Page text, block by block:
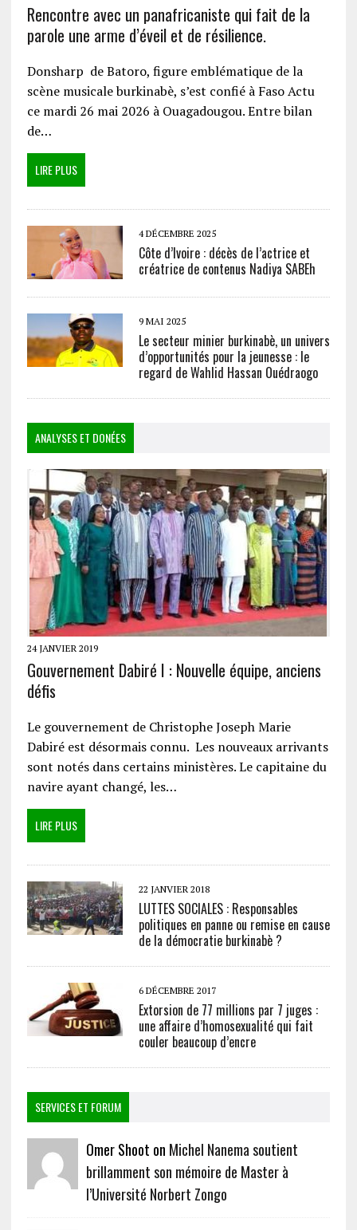
Rencontre avec un panafricaniste qui fait de la
parole une arme d’éveil et de résilience.
Donsharp de Batoro, figure emblématique de la
scène musicale burkinabè, s’est confié à Faso Actu
ce mardi 26 mai 2026 à Ouagadougou. Entre bilan
de…
LIRE PLUS
4 DÉCEMBRE 2025
Côte d’Ivoire : décès de l’actrice et
créatrice de contenus Nadiya SABEh
9 MAI 2025
Le secteur minier burkinabè, un univers
d’opportunités pour la jeunesse : le
regard de Wahlid Hassan Ouédraogo
ANALYSES ET DONÉES
24 JANVIER 2019
Gouvernement Dabiré I : Nouvelle équipe, anciens
défis
Le gouvernement de Christophe Joseph Marie
Dabiré est désormais connu. Les nouveaux arrivants
sont notés dans certains ministères. Le capitaine du
navire ayant changé, les…
LIRE PLUS
22 JANVIER 2018
LUTTES SOCIALES : Responsables
politiques en panne ou remise en cause
de la démocratie burkinabè ?
6 DÉCEMBRE 2017
Extorsion de 77 millions par 7 juges :
une affaire d’homosexualité qui fait
couler beaucoup d’encre
SERVICES ET FORUM
Omer Shoot on Michel Nanema soutient
brillamment son mémoire de Master à
l’Université Norbert Zongo